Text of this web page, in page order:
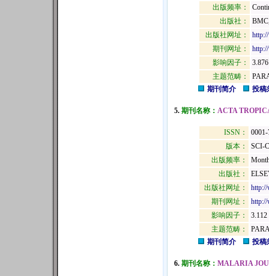
出版频率：
出版社：
出版社网址：
期刊网址：
影响因子：
3.876
主题范畴：
期刊简介
投稿
5. 期刊名称： ACTA
ISSN：
版本：
SCI-
出版频率：
出版社：
出版社网址：
http://
期刊网址：
http://
影响因子：
3.112
主题范畴：
期刊简介
投稿
6. 期刊名称： MALARIA